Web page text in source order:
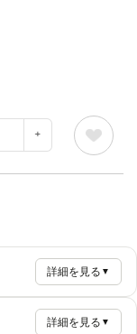
詳細を見る ▼
詳細を見る ▼